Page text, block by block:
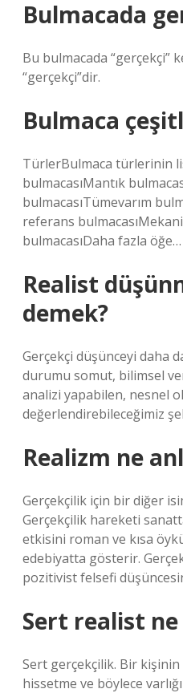
Bulmacada
Bu bulmacada “gerçekçi”
“gerçekçi”dir.
Bulmaca
TürlerBulmaca türlerinin
bulmacasıMantık
bulmacasıTümevarım
referans
bulmacasıDaha fazla öğe…
Realist
demek?
Gerçekçi düşünceyi daha
durumu somut, bilimsel
analizi yapabilen, nesnel
değerlendirebileceğimiz
Realizm ne
Gerçekçilik için bir diğer
Gerçekçilik hareketi
etkisini roman ve kısa
edebiyatta gösterir.
pozitivist felsefi
Sert realist ne
Sert gerçekçilik. Bir kişinin
hissetme ve böylece